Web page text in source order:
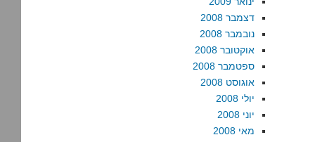
דצמבר 2008
נובמבר 2008
אוקטובר 2008
ספטמבר 2008
אוגוסט 2008
יולי 2008
יוני 2008
מאי 2008